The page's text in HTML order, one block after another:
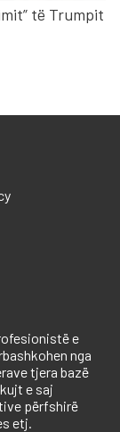
të Trumpit
e
nga
tjera bazë
e saj
përfshirë
etj.